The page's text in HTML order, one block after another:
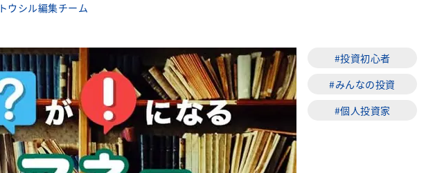
トウシル編集チーム
#投資初心者
#みんなの投資
#個人投資家